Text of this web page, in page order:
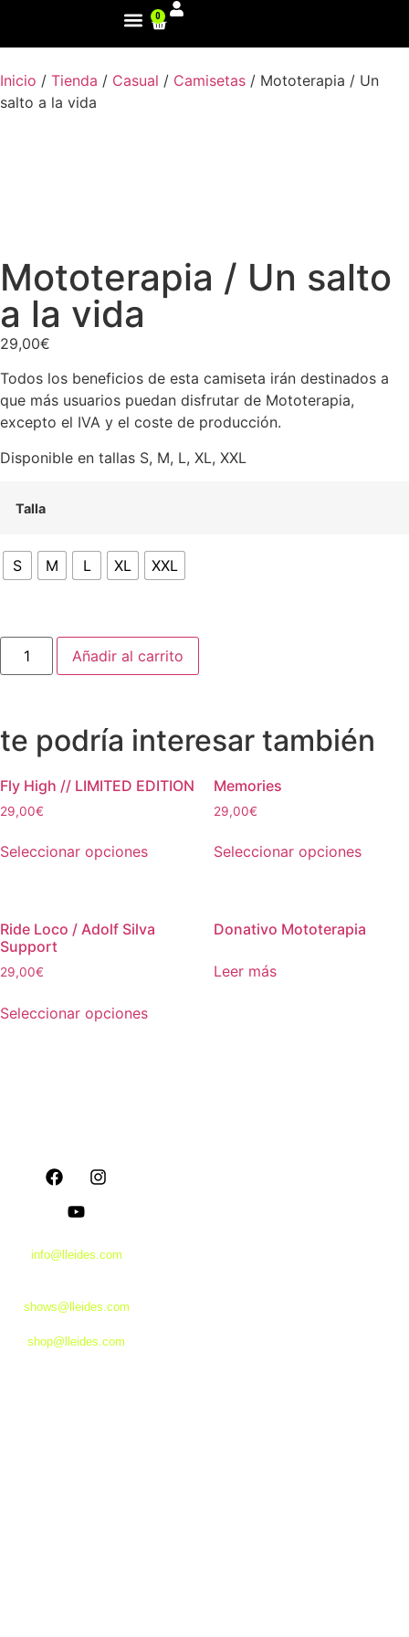
0
Inicio / Tienda / Casual / Camisetas / Mototerapia / Un
salto a la vida
Mototerapia / Un salto
a la vida
29,00€
Todos los beneficios de esta camiseta irán destinados a
que más usuarios puedan disfrutar de Mototerapia,
excepto el IVA y el coste de producción.
Disponible en tallas S, M, L, XL, XXL
Talla
S M L XL XXL
Añadir al carrito
te podría interesar también
Fly High // LIMITED EDITION
29,00€
Seleccionar opciones
Memories
29,00€
Seleccionar opciones
Ride Loco / Adolf Silva
Support
29,00€
Seleccionar opciones
Donativo Mototerapia
Leer más
info@lleides.com
⁠shows@lleides.com
⁠shop@lleides.com